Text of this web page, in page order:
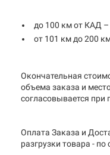
до 100 км от КАД –
от 101 км до 200
Окончательная
объема заказа и
согласовывается при
Оплата Заказа и
разгрузки товара -